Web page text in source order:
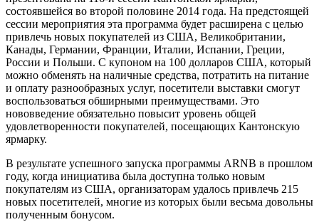
состоявшейся во второй половине 2014 года. На предстоящей
сессии мероприятия эта программа будет расширена с целью
привлечь новых покупателей из США, Великобритании,
Канады, Германии, Франции, Италии, Испании, Греции,
России и Польши. С купоном на 100 долларов США, который
можно обменять на наличные средства, потратить на питание
и оплату разнообразных услуг, посетители выставки смогут
воспользоваться обширными преимуществами. Это
нововведение обязательно повысит уровень общей
удовлетворенности покупателей, посещающих Кантонскую
ярмарку.
В результате успешного запуска программы ARNB в прошлом
году, когда инициатива была доступна только новым
покупателям из США, организаторам удалось привлечь 215
новых посетителей, многие из которых были весьма довольны
полученным бонусом.